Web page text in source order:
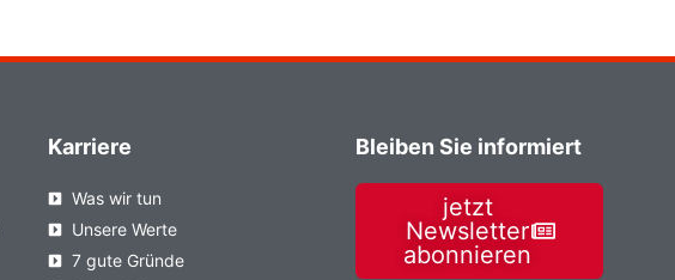
Karriere
Was wir tun
Unsere Werte
7 gute Gründe
Bleiben Sie informiert
jetzt
Newsletter
abonnieren